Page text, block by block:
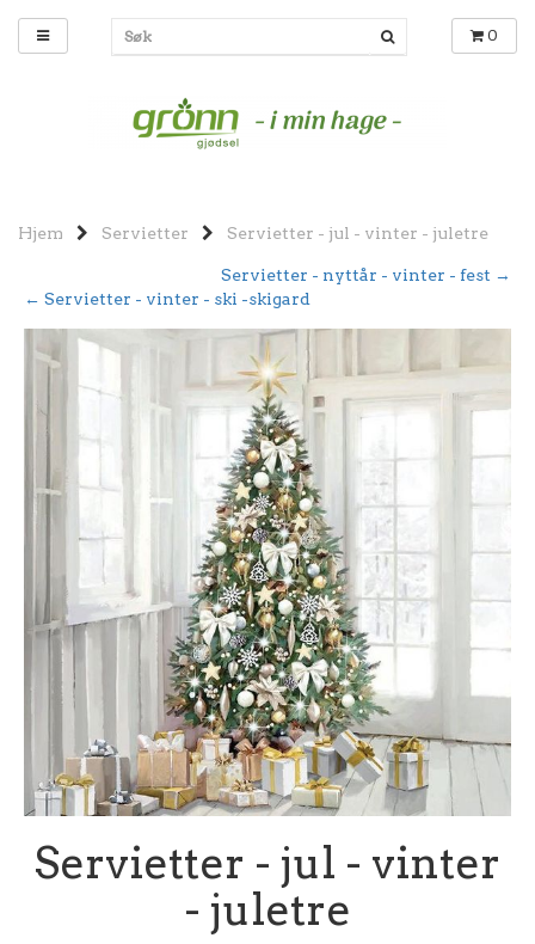
0
Hjem Servietter Servietter - jul - vinter - juletre
Servietter - nyttår - vinter - fest →
← Servietter - vinter - ski -skigard
Servietter - jul - vinter
- juletre